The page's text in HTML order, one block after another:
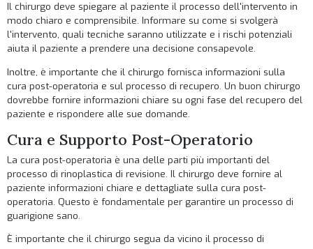
Il chirurgo deve spiegare al paziente il processo dell'intervento in
modo chiaro e comprensibile. Informare su come si svolgerà
l'intervento, quali tecniche saranno utilizzate e i rischi potenziali
aiuta il paziente a prendere una decisione consapevole.
Inoltre, è importante che il chirurgo fornisca informazioni sulla
cura post-operatoria e sul processo di recupero. Un buon chirurgo
dovrebbe fornire informazioni chiare su ogni fase del recupero del
paziente e rispondere alle sue domande.
Cura e Supporto Post-Operatorio
La cura post-operatoria è una delle parti più importanti del
processo di rinoplastica di revisione. Il chirurgo deve fornire al
paziente informazioni chiare e dettagliate sulla cura post-
operatoria. Questo è fondamentale per garantire un processo di
guarigione sano.
È importante che il chirurgo segua da vicino il processo di